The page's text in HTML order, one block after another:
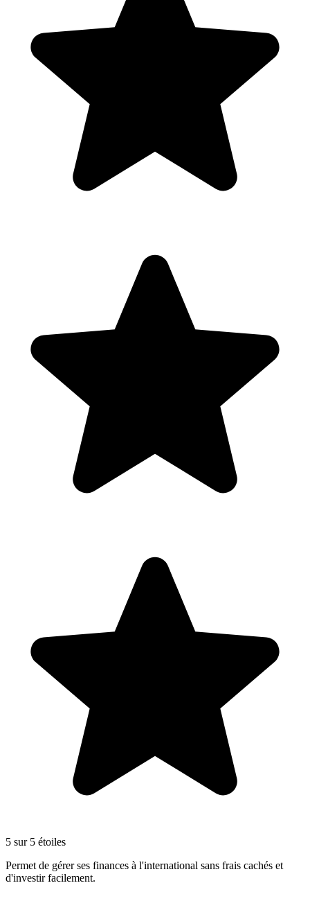
5 sur 5 étoiles
Permet de gérer ses finances à l'international sans frais cachés et
d'investir facilement.